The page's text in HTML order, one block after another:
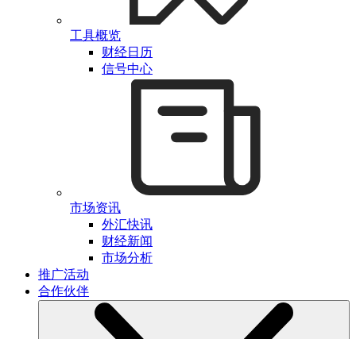
工具概览
财经日历
信号中心
市场资讯
外汇快讯
财经新闻
市场分析
推广活动
合作伙伴